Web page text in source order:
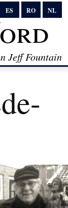
ES RO NL
Jeff Fountain